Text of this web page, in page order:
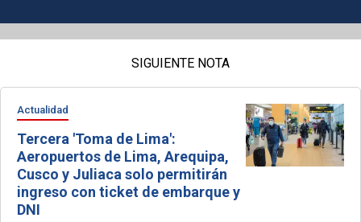
SIGUIENTE NOTA
Actualidad
Tercera 'Toma de Lima':
Aeropuertos de Lima, Arequipa,
Cusco y Juliaca solo permitirán
ingreso con ticket de embarque y
DNI